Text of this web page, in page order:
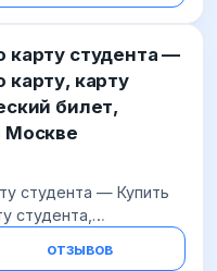
карту студента —
карту, карту
билет,
Москве
студента — Купить
студента,
книжку в
отзывов